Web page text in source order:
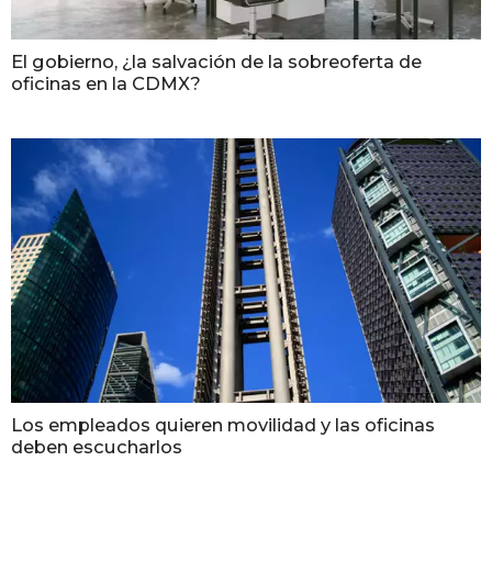
El gobierno, ¿la salvación de la sobreoferta de
oficinas en la CDMX?
Los empleados quieren movilidad y las oficinas
deben escucharlos